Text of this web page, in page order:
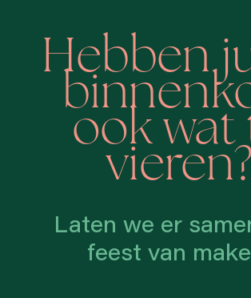
Hebben
ook wat
vieren?
Laten we er
feest van